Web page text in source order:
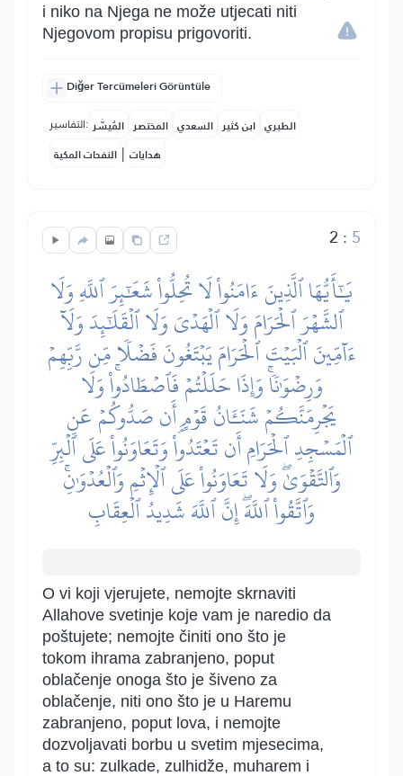
i niko na Njega ne može utjecati niti
Njegovom propisu prigovoriti.
Diğer Tercümeleri Görüntüle
التفاسير: المُيسَّر المختصر السعدي ابن كثير الطبري
النفحات المكية | هدايات
2 : 5
يَٰٓأَيُّهَا ٱلَّذِينَ ءَامَنُواْ لَا تُحِلُّواْ شَعَٰٓئِرَ ٱللَّهِ وَلَا
ٱلشَّهۡرَ ٱلۡحَرَامَ وَلَا ٱلۡهَدۡيَ وَلَا ٱلۡقَلَٰٓئِدَ وَلَآ
ءَآمِّينَ ٱلۡبَيۡتَ ٱلۡحَرَامَ يَبۡتَغُونَ فَضۡلٗا مِّن رَّبِّهِمۡ
وَرِضۡوَٰنٗاۚ وَإِذَا حَلَلۡتُمۡ فَٱصۡطَادُواْۚ وَلَا
يَجۡرِمَنَّكُمۡ شَنَـَٔانُ قَوۡمٍ أَن صَدُّوكُمۡ عَنِ
ٱلۡمَسۡجِدِ ٱلۡحَرَامِ أَن تَعۡتَدُواْۘ وَتَعَاوَنُواْ عَلَى ٱلۡبِرِّ
وَٱلتَّقۡوَىٰۖ وَلَا تَعَاوَنُواْ عَلَى ٱلۡإِثۡمِ وَٱلۡعُدۡوَٰنِۚ
وَٱتَّقُواْ ٱللَّهَۖ إِنَّ ٱللَّهَ شَدِيدُ ٱلۡعِقَابِ
O vi koji vjerujete, nemojte skrnaviti
Allahove svetinje koje vam je naredio da
poštujete; nemojte činiti ono što je
tokom ihrama zabranjeno, poput
oblačenje onoga što je šiveno za
oblačenje, niti ono što je u Haremu
zabranjeno, poput lova, i nemojte
dozvoljavati borbu u svetim mjesecima,
a to su: zulkade, zulhidže, muharem i